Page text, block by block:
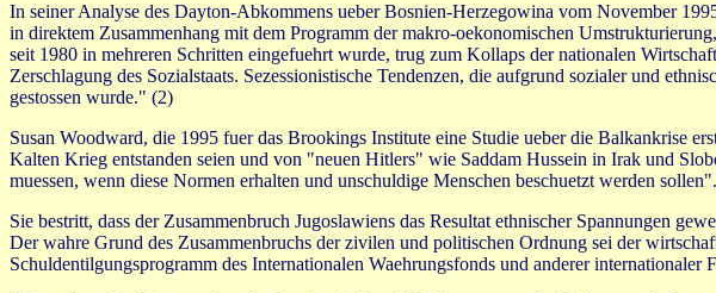
In seiner Analyse des Dayton-Abkommens ueber Bosnien-Herzegowina vom November
in direktem Zusammenhang mit dem Programm der makro-oekonomischen
seit 1980 in mehreren Schritten eingefuehrt wurde, trug zum Kollaps der nationalen
Zerschlagung des Sozialstaats. Sezessionistische Tendenzen, die aufgrund sozialer und
gestossen wurde." (2)
Susan Woodward, die 1995 fuer das Brookings Institute eine Studie ueber die Balkankrise
Kalten Krieg entstanden seien und von "neuen Hitlers" wie Saddam Hussein in Irak und
muessen, wenn diese Normen erhalten und unschuldige Menschen beschuetzt werden
Sie bestritt, dass der Zusammenbruch Jugoslawiens das Resultat ethnischer Spannungen
Der wahre Grund des Zusammenbruchs der zivilen und politischen Ordnung sei der
Schuldentilgungsprogramm des Internationalen Waehrungsfonds und anderer internationaler